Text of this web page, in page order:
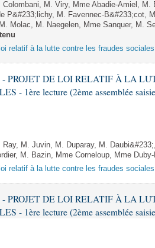
Colombani, M. Viry, Mme Abadie-Amiel,
P&#233;lichy, M. Favennec-B&#233;cot,
Molac, M. Naegelen, Mme Sanquer, M.
relatif à la lutte contre les fraudes
- PROJET DE LOI RELATIF À LA
- 1ère lecture (2ème assemblée
Ray, M. Juvin, M. Duparay, M.
M. Bazin, Mme Corneloup, Mme
relatif à la lutte contre les fraudes
- PROJET DE LOI RELATIF À LA
- 1ère lecture (2ème assemblée